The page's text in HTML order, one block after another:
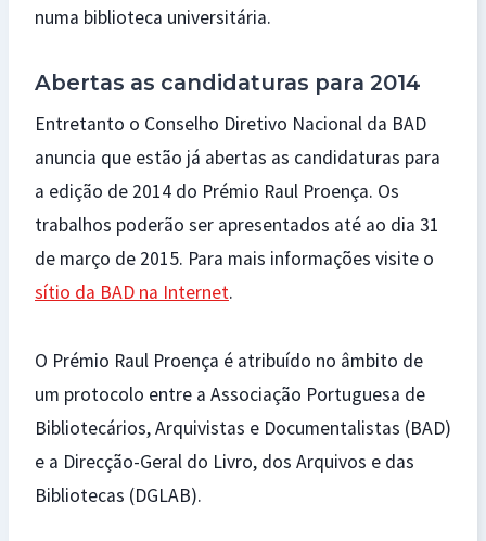
numa biblioteca universitária.
Abertas as candidaturas para 2014
Entretanto o Conselho Diretivo Nacional da BAD
anuncia que estão já abertas as candidaturas para
a edição de 2014 do Prémio Raul Proença. Os
trabalhos poderão ser apresentados até ao dia 31
de março de 2015. Para mais informações visite o
sítio da BAD na Internet.
O Prémio Raul Proença é atribuído no âmbito de
um protocolo entre a Associação Portuguesa de
Bibliotecários, Arquivistas e Documentalistas (BAD)
e a Direcção-Geral do Livro, dos Arquivos e das
Bibliotecas (DGLAB).